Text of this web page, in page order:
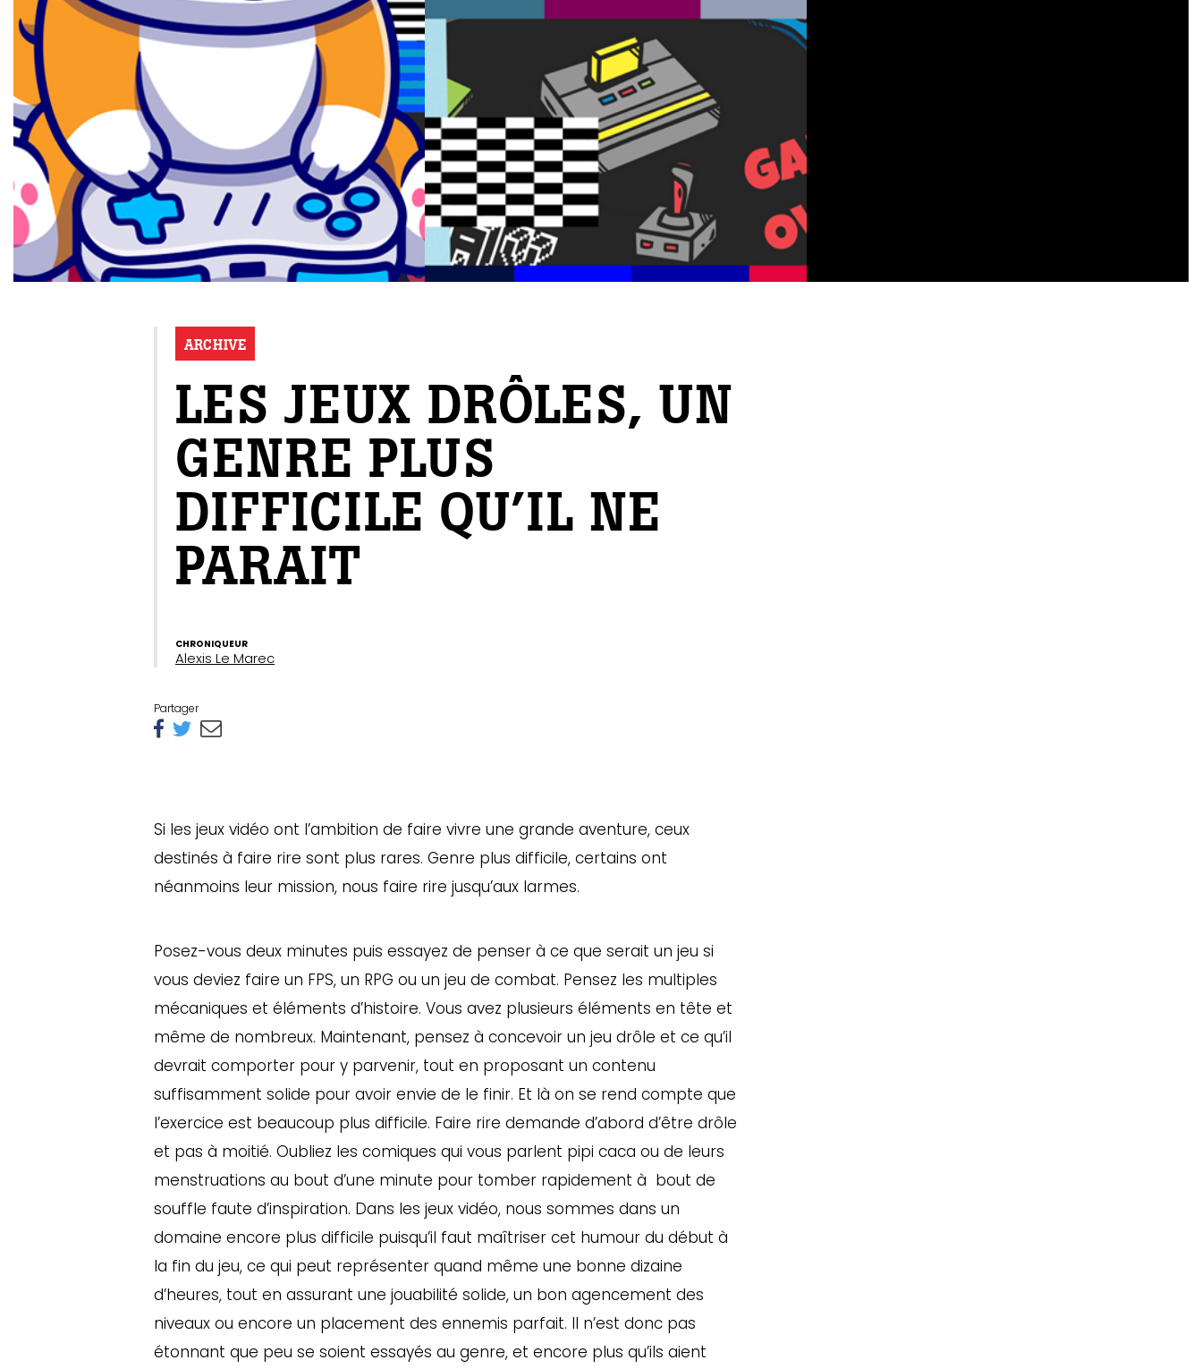
ARCHIVE
LES JEUX DRÔLES, UN
GENRE PLUS
DIFFICILE QU’IL NE
PARAIT
CHRONIQUEUR
Alexis Le Marec
Partager
Si les jeux vidéo ont l’ambition de faire vivre une grande aventure, ceux
destinés à faire rire sont plus rares. Genre plus difficile, certains ont
néanmoins leur mission, nous faire rire jusqu’aux larmes.
Posez-vous deux minutes puis essayez de penser à ce que serait un jeu si
vous deviez faire un FPS, un RPG ou un jeu de combat. Pensez les multiples
mécaniques et éléments d’histoire. Vous avez plusieurs éléments en tête et
même de nombreux. Maintenant, pensez à concevoir un jeu drôle et ce qu’il
devrait comporter pour y parvenir, tout en proposant un contenu
suffisamment solide pour avoir envie de le finir. Et là on se rend compte que
l’exercice est beaucoup plus difficile. Faire rire demande d’abord d’être drôle
et pas à moitié. Oubliez les comiques qui vous parlent pipi caca ou de leurs
menstruations au bout d’une minute pour tomber rapidement à bout de
souffle faute d’inspiration. Dans les jeux vidéo, nous sommes dans un
domaine encore plus difficile puisqu’il faut maîtriser cet humour du début à
la fin du jeu, ce qui peut représenter quand même une bonne dizaine
d’heures, tout en assurant une jouabilité solide, un bon agencement des
niveaux ou encore un placement des ennemis parfait. Il n’est donc pas
étonnant que peu se soient essayés au genre, et encore plus qu’ils aient